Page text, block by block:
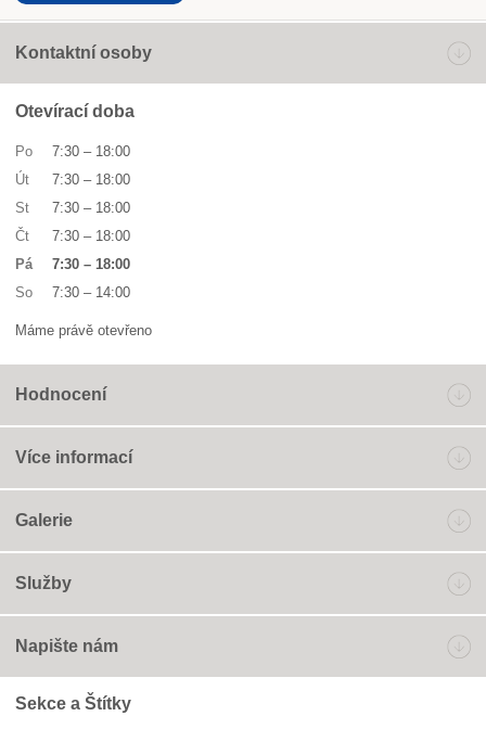
Kontaktní osoby
Otevírací doba
Po 7:30 – 18:00
Út
7:30 – 18:00
St
7:30 – 18:00
Čt
7:30 – 18:00
Pá
7:30 – 18:00
So
7:30 – 14:00
Máme právě otevřeno
Hodnocení
Více informací
Galerie
Služby
Napište nám
Sekce a Štítky